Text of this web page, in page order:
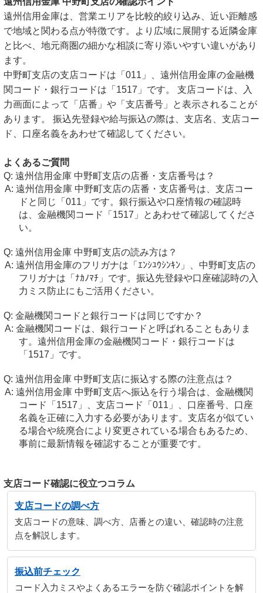
遠州信用金庫は、営業エリアを比較的絞り込み、近い距離感
で地域と関わる点が特徴です。より広域に展開する近隣金庫
と比べ、地元商圏の細かな相談に寄り添いやすい違いがあり
ます。
中野町支店の支店コードは「011」、遠州信用金庫の金融機
関コード・銀行コードは「1517」です。 支店コードは、入
力画面によって「店番」や「支店番号」と表示されることが
あります。 振込先登録や給与振込の際は、支店名、支店コー
ド、口座名義をあわせて確認してください。
よくあるご質問
遠州信用金庫 中野町支店の店番・支店番号は？
遠州信用金庫 中野町支店の店番・支店番号は、支店コー
ドと同じ「011」です。銀行振込や口座情報の確認時
は、金融機関コード「1517」とあわせて確認してくださ
い。
遠州信用金庫 中野町支店の読み方は？
遠州信用金庫のフリガナは「ｴﾝｼﾕｳｼﾝｷﾝ」、中野町支店の
フリガナは「ﾅｶﾉﾏﾁ」です。振込先登録や口座確認時の入
力ミス防止にもご活用ください。
金融機関コードと銀行コードは同じですか？
金融機関コードは、銀行コードと呼ばれることもありま
す。遠州信用金庫の金融機関コード・銀行コードは
「1517」です。
遠州信用金庫 中野町支店に振込する際の注意点は？
遠州信用金庫 中野町支店へ振込を行う場合は、金融機関
コード「1517」、支店コード「011」、口座番号、口座
名義を正確に入力する必要があります。支店名が似てい
る場合や統廃合により変更されている場合もあるため、
事前に最新情報を確認することが重要です。
支店コード確認に役立つコラム
支店コードの調べ方
支店コードの意味、調べ方、店番との違い、確認時の注意
点を解説します。
振込前チェック
コード入力ミスやよくあるエラーを防ぐ確認ポイントを解